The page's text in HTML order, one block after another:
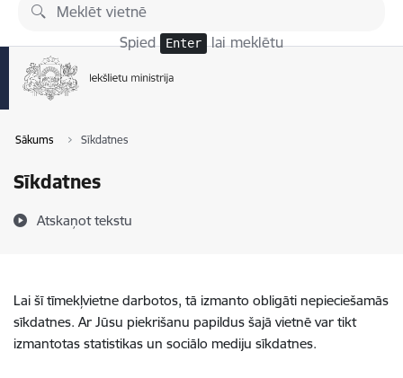
Pāriet uz lapas saturu
Spied Enter lai meklētu
Sākums Sīkdatnes
Sīkdatnes
Atskaņot tekstu
Lai šī tīmekļvietne darbotos, tā izmanto obligāti nepieciešamās
sīkdatnes. Ar Jūsu piekrišanu papildus šajā vietnē var tikt
izmantotas statistikas un sociālo mediju sīkdatnes.